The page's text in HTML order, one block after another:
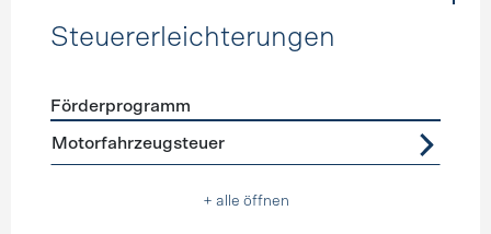
Steuererleichterungen
Förderprogramme
Förderprogramm
Motorfahrzeugsteuer
+ alle öffnen